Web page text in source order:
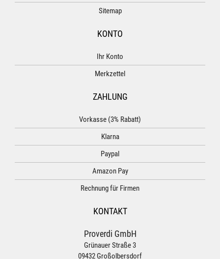
Sitemap
KONTO
Ihr Konto
Merkzettel
ZAHLUNG
Vorkasse (3% Rabatt)
Klarna
Paypal
Amazon Pay
Rechnung für Firmen
KONTAKT
Proverdi GmbH
Grünauer Straße 3
09432 Großolbersdorf